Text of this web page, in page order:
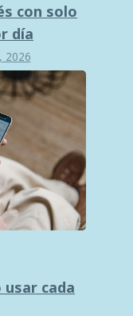
con solo
día
2026
usar cada